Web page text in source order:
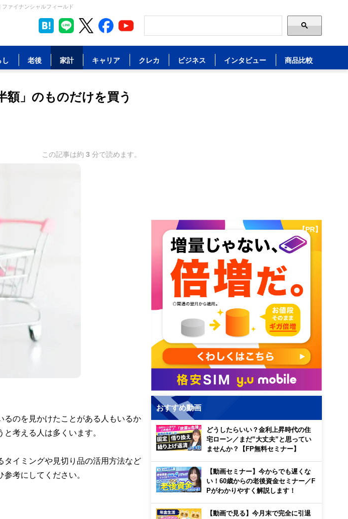
ァイナンシャルフィールド
し 老後 家計 キャリア クレカ ビジネス インタビュー 商品比較
額」のものだけを買う
この記事は約 3 分で読めます。
るのを見かけたことがある人もいるか
考える人は多くいます。
タイミングや見切り品の活用方法など
考にしてください。
【PR】
おすすめ動画
どうしたらいい？金利上昇時代の住
宅ローン／まだ”大丈夫”と思ってい
ませんか？【FP無料セミナー】
【動画セミナー】今からでも遅くな
い！60歳からの老後資金セミナー／F
Pがわかりやすく解説します！
【動画で見る】今月末で完全に引退